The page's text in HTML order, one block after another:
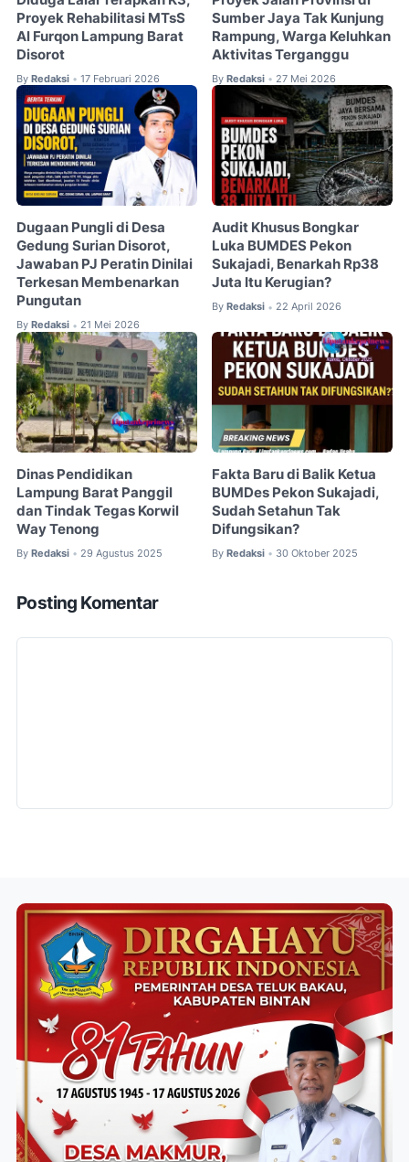
Proyek Rehabilitasi MTsS
Al Furqon Lampung Barat
Disorot
By Redaksi • 17 Februari 2026
Sumber Jaya Tak Kunjung
Rampung, Warga Keluhkan
Aktivitas Terganggu
By Redaksi • 27 Mei 2026
Dugaan Pungli di Desa
Gedung Surian Disorot,
Jawaban PJ Peratin Dinilai
Terkesan Membenarkan
Pungutan
By Redaksi • 21 Mei 2026
Audit Khusus Bongkar
Luka BUMDES Pekon
Sukajadi, Benarkah Rp38
Juta Itu Kerugian?
By Redaksi • 22 April 2026
Dinas Pendidikan
Lampung Barat Panggil
dan Tindak Tegas Korwil
Way Tenong
By Redaksi • 29 Agustus 2025
Fakta Baru di Balik Ketua
BUMDes Pekon Sukajadi,
Sudah Setahun Tak
Difungsikan?
By Redaksi • 30 Oktober 2025
Posting Komentar